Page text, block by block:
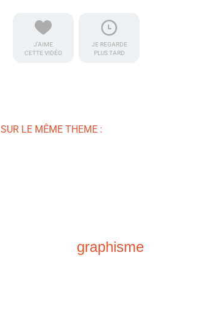
J'AIME
CETTE VIDÉO
JE REGARDE
PLUS TARD
SUR LE MÊME THEME :
graphisme